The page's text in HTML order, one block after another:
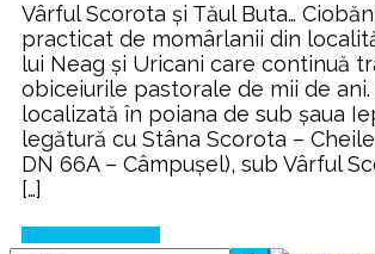
Vârful Scorota și Tăul Buta…
practicat de momârlanii din
lui Neag și Uricani care continuă
obiceiurile pastorale de mii de ani.
localizată în poiana de sub șaua
legătură cu Stâna Scorota –
DN 66A – Câmpușel), sub Vârful
[…]